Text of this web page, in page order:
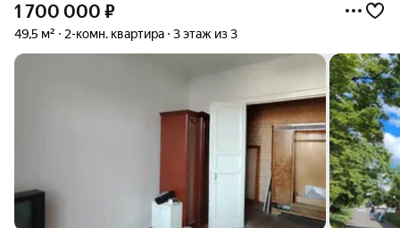
1 700 000 ₽
49,5 м² 2-комн. квартира 3 этаж из 3